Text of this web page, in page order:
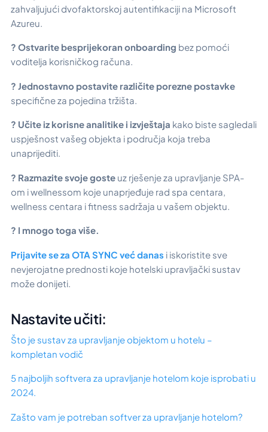
zahvaljujući dvofaktorskoj autentifikaciji na Microsoft
Azureu.
? Ostvarite besprijekoran onboarding bez pomoći
voditelja korisničkog računa.
? Jednostavno postavite različite porezne postavke
specifične za pojedina tržišta.
? Učite iz korisne analitike i izvještaja kako biste sagledali
uspješnost vašeg objekta i područja koja treba
unaprijediti.
? Razmazite svoje goste uz rješenje za upravljanje SPA-
om i wellnessom koje unaprjeđuje rad spa centara,
wellness centara i fitness sadržaja u vašem objektu.
? I mnogo toga više.
Prijavite se za OTA SYNC već danas i iskoristite sve
nevjerojatne prednosti koje hotelski upravljački sustav
može donijeti.
Nastavite učiti:
Što je sustav za upravljanje objektom u hotelu –
kompletan vodič
5 najboljih softvera za upravljanje hotelom koje isprobati u
2024.
Zašto vam je potreban softver za upravljanje hotelom?